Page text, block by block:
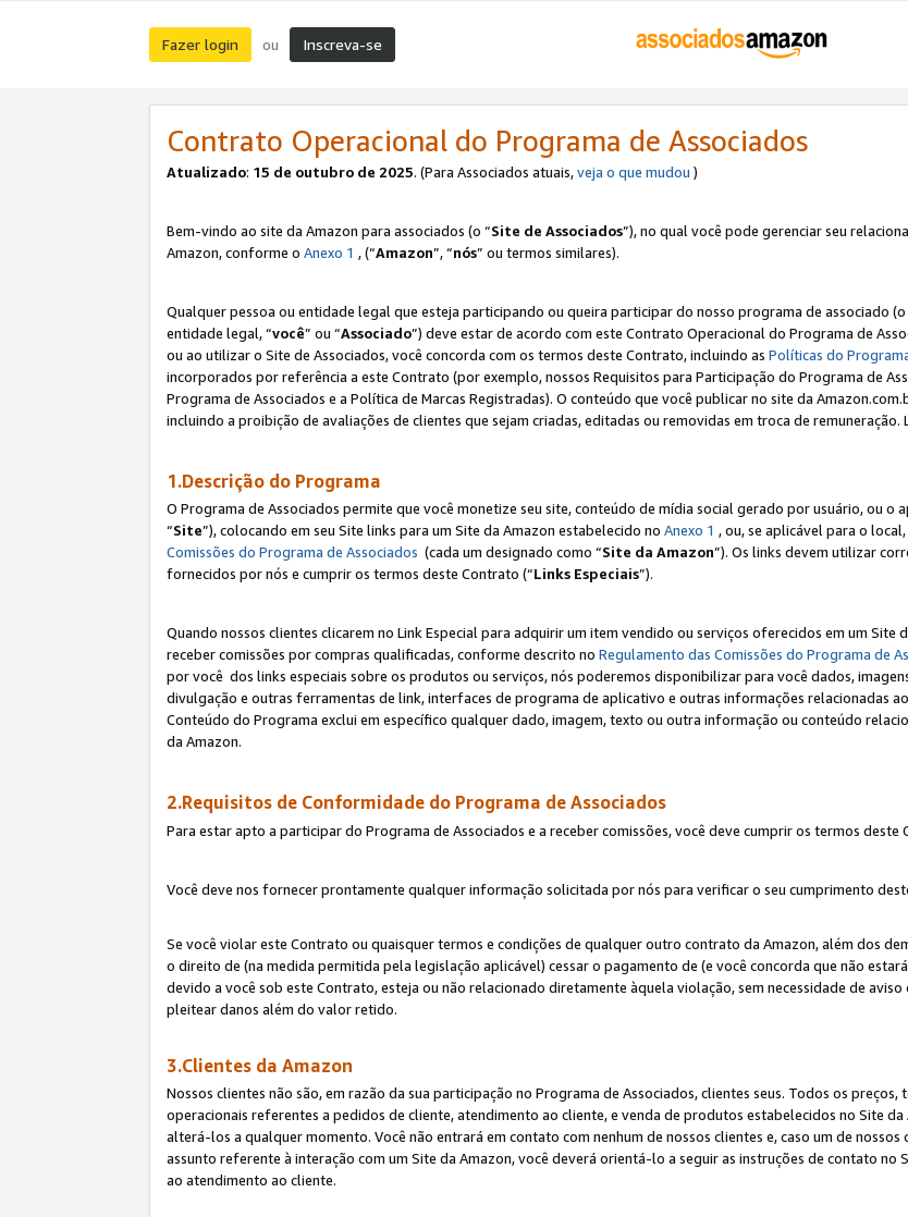
Fazer login ou Inscreva-se
Contrato Operacional do Programa de Associados
Atualizado: 15 de outubro de 2025. (Para Associados atuais,veja o que mudou )
Bem-vindo ao site da Amazon para associados (o “Site de Associados”), no qual você pode gerenciar seu
Amazon, conforme o Anexo 1 , (“Amazon”, “nós” ou termos similares).
Qualquer pessoa ou entidade legal que esteja participando ou queira participar do nosso programa de associado
entidade legal, “você” ou “Associado”) deve estar de acordo com este Contrato Operacional do Programa de
ou ao utilizar o Site de Associados, você concorda com os termos deste Contrato, incluindo as Políticas do
incorporados por referência a este Contrato (por exemplo, nossos Requisitos para Participação do Programa de
Programa de Associados e a Política de Marcas Registradas). O conteúdo que você publicar no site da
incluindo a proibição de avaliações de clientes que sejam criadas, editadas ou removidas em troca de
1.Descrição do Programa
O Programa de Associados permite que você monetize seu site, conteúdo de mídia social gerado por usuário, ou
“Site”), colocando em seu Site links para um Site da Amazon estabelecido no Anexo 1 , ou, se aplicável para o
Comissões do Programa de Associados (cada um designado como “Site da Amazon”). Os links devem utilizar
fornecidos por nós e cumprir os termos deste Contrato (“Links Especiais”).
Quando nossos clientes clicarem no Link Especial para adquirir um item vendido ou serviços oferecidos em um
receber comissões por compras qualificadas, conforme descrito no Regulamento das Comissões do Programa de
por você dos links especiais sobre os produtos ou serviços, nós poderemos disponibilizar para você dados,
divulgação e outras ferramentas de link, interfaces de programa de aplicativo e outras informações relacionadas
Conteúdo do Programa exclui em específico qualquer dado, imagem, texto ou outra informação ou conteúdo
da Amazon.
2.Requisitos de Conformidade do Programa de Associados
Para estar apto a participar do Programa de Associados e a receber comissões, você deve cumprir os termos deste
Você deve nos fornecer prontamente qualquer informação solicitada por nós para verificar o seu cumprimento
Se você violar este Contrato ou quaisquer termos e condições de qualquer outro contrato da Amazon, além dos
o direito de (na medida permitida pela legislação aplicável) cessar o pagamento de (e você concorda que não
devido a você sob este Contrato, esteja ou não relacionado diretamente àquela violação, sem necessidade de
pleitear danos além do valor retido.
3.Clientes da Amazon
Nossos clientes não são, em razão da sua participação no Programa de Associados, clientes seus. Todos os
operacionais referentes a pedidos de cliente, atendimento ao cliente, e venda de produtos estabelecidos no Site
alterá-los a qualquer momento. Você não entrará em contato com nenhum de nossos clientes e, caso um de
assunto referente à interação com um Site da Amazon, você deverá orientá-lo a seguir as instruções de contato
ao atendimento ao cliente.